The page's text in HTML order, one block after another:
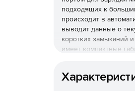
подходящих к
происходит в
выводит данные о
коротких замыканий
имеет компактные